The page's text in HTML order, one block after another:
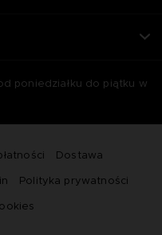
poniedziałku do piątku w
Dostawa
Polityka prywatności